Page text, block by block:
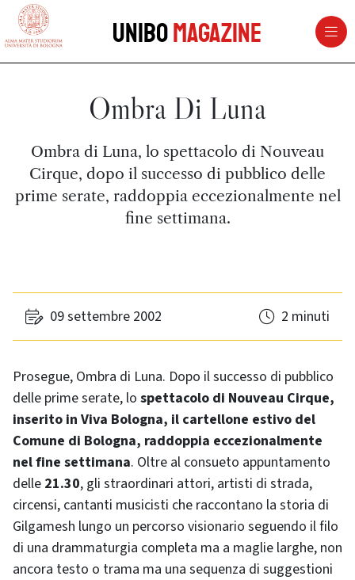
vai al contenuto della pagina
UniboMagazine
Ombra Di Luna
Ombra di Luna, lo spettacolo di Nouveau
Cirque, dopo il successo di pubblico delle
prime serate, raddoppia eccezionalmente nel
fine settimana.
09 settembre 2002 2 minuti
Prosegue, Ombra di Luna. Dopo il successo di pubblico
delle prime serate, lo spettacolo di Nouveau Cirque,
inserito in Viva Bologna, il cartellone estivo del
Comune di Bologna, raddoppia eccezionalmente
nel fine settimana. Oltre al consueto appuntamento
delle 21.30, gli straordinari attori, artisti di strada,
circensi, cantanti musicisti che raccontano la storia di
Gilgamesh lungo un percorso visionario seguendo il filo
di una drammaturgia completa ma a maglie larghe, non
ancora testo o trama ma una sequenza di suggestioni